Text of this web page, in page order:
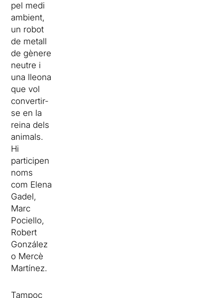
pel medi
ambient,
un robot
de metall
de gènere
neutre i
una lleona
que vol
convertir-
se en la
reina dels
animals.
Hi
participen
noms
com Elena
Gadel,
Marc
Pociello,
Robert
González
o Mercè
Martínez.
Tampoc